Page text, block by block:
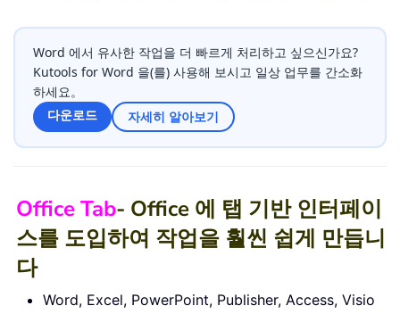
Word 에서 유사한 작업을 더 빠르게 처리하고 싶으신가요?
Kutools for Word 을(를) 사용해 보시고 일상 업무를 간소화
하세요。
다운로드
자세히 알아보기
Office Tab- Office 에 탭 기반 인터페이
스를 도입하여 작업을 훨씬 쉽게 만듭니
다
Word, Excel, PowerPoint, Publisher, Access, Visio